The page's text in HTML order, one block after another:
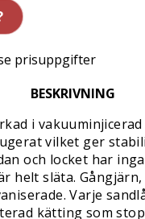
prisuppgifter
BESKRIVNING
i
vilket ger
och locket har
helt släta.
Varje
kätting som